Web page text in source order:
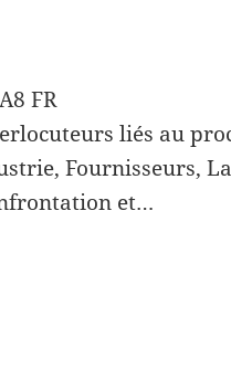
A8 FR
liés au
Fournisseurs,
et…